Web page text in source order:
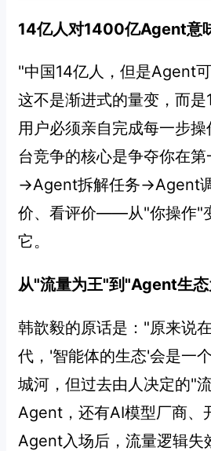
14亿人对1400亿Agent意
"中国14亿人，但是Agent
这不是渐进式的量变，而
用户必须亲自完成每一步
台竞争的核心是争夺你在
→Agent拆解任务→Agent
价、看评价——从"你操作"
它。
从"流量为王"到"Agent生
韩歆毅的原话是："原来说
代，'智能体的生态'会是一
城河，但过去由人决定的"
Agent，还有AI模型厂商、
Agent入场后，流量逻辑